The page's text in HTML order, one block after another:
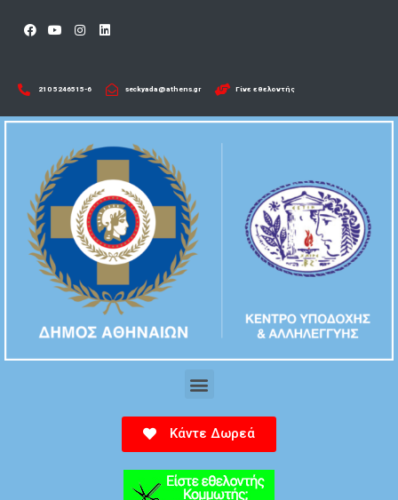
210 5246515-6​ seckyada@athens.gr Γίνε εθελοντής
Κάντε Δωρεά